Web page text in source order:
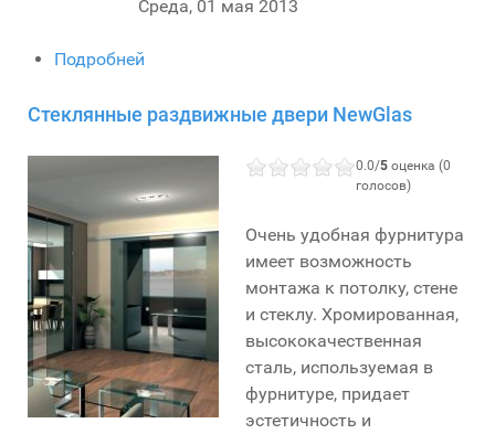
Среда, 01 мая 2013
Подробней
Стеклянные раздвижные двери NewGlas
0.0/5 оценка (0
голосов)
Очень удобная фурнитура
имеет возможность
монтажа к потолку, стене
и стеклу. Хромированная,
высококачественная
сталь, используемая в
фурнитуре, придает
эстетичность и